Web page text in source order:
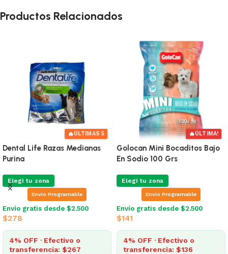
Productos Relacionados
🔥ÚLTIMAS 5
Dental Life Razas Medianas
Purina
Elegí tu zona
Envio Programable
Envío gratis desde $2.500
$278
4% OFF · Efectivo o
transferencia: $267
🔥ÚLTIMA!
Golocan Mini Bocaditos Bajo
En Sodio 100 Grs
Elegí tu zona
Envio Programable
Envío gratis desde $2.500
$141
4% OFF · Efectivo o
transferencia: $136